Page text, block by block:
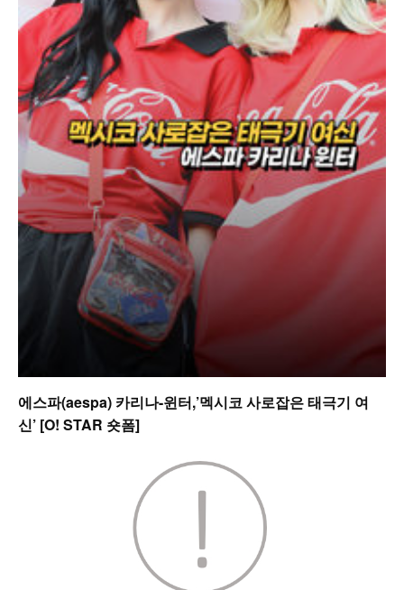
에스파(aespa) 카리나-윈터,’멕시코 사로잡은 태극기 여
신’ [O! STAR 숏폼]